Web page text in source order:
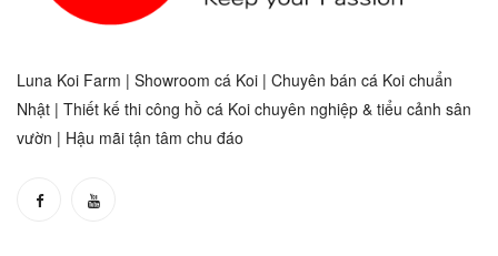
Luna Koi Farm | Showroom cá Koi | Chuyên bán cá Koi chuẩn
Nhật | Thiết kế thi công hồ cá Koi chuyên nghiệp & tiểu cảnh sân
vườn | Hậu mãi tận tâm chu đáo